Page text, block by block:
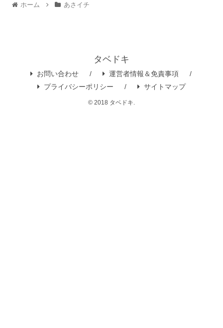
ホーム あさイチ
タベドキ
お問い合わせ
運営者情報＆免責事項
プライバシーポリシー
サイトマップ
© 2018 タベドキ.